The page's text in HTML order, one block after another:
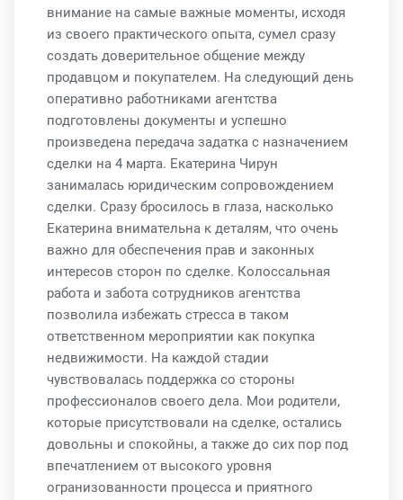
внимание на самые важные моменты, исходя
из своего практического опыта, сумел сразу
создать доверительное общение между
продавцом и покупателем. На следующий день
оперативно работниками агентства
подготовлены документы и успешно
произведена передача задатка с назначением
сделки на 4 марта. Екатерина Чирун
занималась юридическим сопровождением
сделки. Сразу бросилось в глаза, насколько
Екатерина внимательна к деталям, что очень
важно для обеспечения прав и законных
интересов сторон по сделке. Колоссальная
работа и забота сотрудников агентства
позволила избежать стресса в таком
ответственном мероприятии как покупка
недвижимости. На каждой стадии
чувствовалась поддержка со стороны
профессионалов своего дела. Мои родители,
которые присутствовали на сделке, остались
довольны и спокойны, а также до сих пор под
впечатлением от высокого уровня
огранизованности процесса и приятного